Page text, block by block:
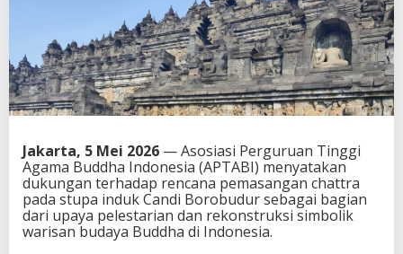
Jakarta, 5 Mei 2026 — Asosiasi Perguruan Tinggi
Agama Buddha Indonesia (APTABI) menyatakan
dukungan terhadap rencana pemasangan chattra
pada stupa indukCandi Borobudursebagai bagian
dari upaya pelestarian dan rekonstruksi simbolik
warisan budaya Buddha di Indonesia.